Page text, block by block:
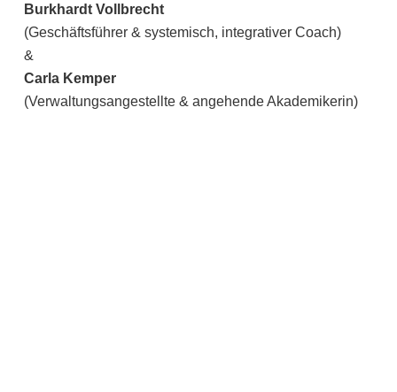
Burkhardt Vollbrecht
(Geschäftsführer & systemisch, integrativer Coach)
&
Carla Kemper
(Verwaltungsangestellte & angehende Akademikerin)